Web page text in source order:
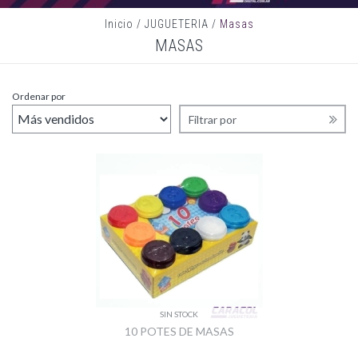
Inicio / JUGUETERIA / Masas
MASAS
Ordenar por
Filtrar por
SIN STOCK
10 POTES DE MASAS